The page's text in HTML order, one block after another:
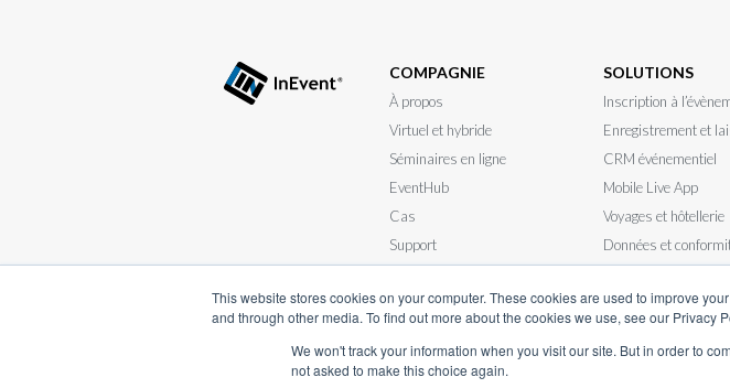
This website stores cookies on your computer. These cookies are used to improve
and through other media. To find out more about the cookies we use, see our Privacy
We won't track your information when you visit our site. But in order to
not asked to make this choice again.
COMPAGNIE
À propos
Virtuel et hybride
Séminaires en ligne
EventHub
Cas
Support
SOLUTIONS
Inscription à
Enregistrement et
CRM événementiel
Mobile Live App
Voyages et hôtellerie
Données et